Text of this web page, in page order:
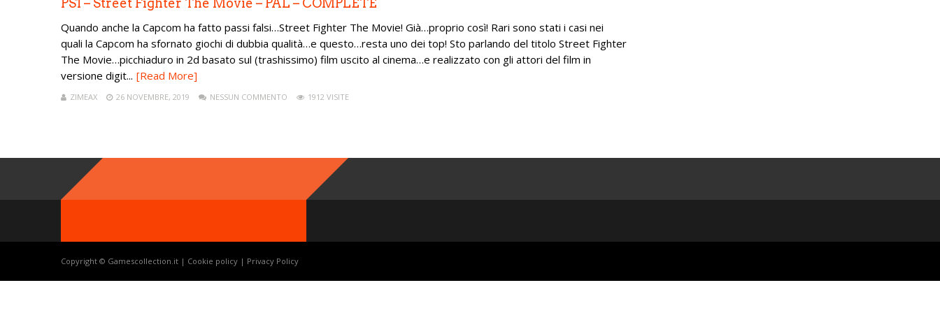
PS1 – Street Fighter The Movie – PAL – COMPLETE
Quando anche la Capcom ha fatto passi falsi…Street Fighter The Movie! Già…proprio così! Rari sono stati i casi nei
quali la Capcom ha sfornato giochi di dubbia qualità…e questo…resta uno dei top! Sto parlando del titolo Street Fighter
The Movie…picchiaduro in 2d basato sul (trashissimo) film uscito al cinema…e realizzato con gli attori del film in
versione digit... [Read More]
ZIMEAX 26 NOVEMBRE, 2019 NESSUN COMMENTO 1912 VISITE
Copyright © Gamescollection.it | Cookie policy | Privacy Policy